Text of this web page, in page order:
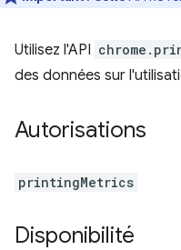
Utilisez l'API
des données sur
Autorisations
printingMetrics
Disponibilité